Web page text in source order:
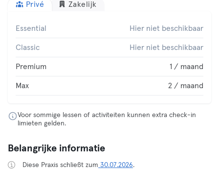
Privé Zakelijk
Essential Hier niet beschikbaar
Classic Hier niet beschikbaar
Premium 1 / maand
Max 2 / maand
Voor sommige lessen of activiteiten kunnen extra check-in
limieten gelden.
Belangrijke informatie
Diese Praxis schließt zum 30.07.2026.